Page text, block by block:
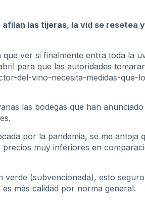
las tijeras, la vid se resetea
ver si finalmente entra toda la
para que las autoridades
del-vino-necesita-medidas-que-
las bodegas que han
por la pandemia, se me antoja
muy inferiores en
verde (subvencionada), esto
más calidad por norma general.